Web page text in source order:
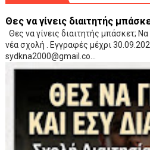
Θες να γίνεις διαιτητής
Θες να γίνεις διαιτητής μπάσκετ;
νέα σχολή . Εγγραφές μέχρι
sydkna2000@gmail.co...